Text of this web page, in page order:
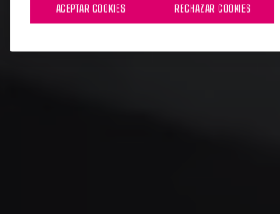
RECHAZAR COOKIES
ACEPTAR COOKIES